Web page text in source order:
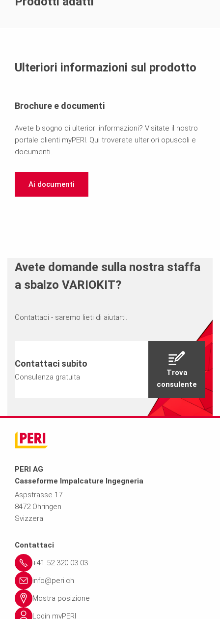
Ulteriori informazioni sul prodotto
Brochure e documenti
Avete bisogno di ulteriori informazioni? Visitate il nostro
portale clienti myPERI. Qui troverete ulteriori opuscoli e
documenti.
Ai documenti
Avete domande sulla nostra staffa
a sbalzo VARIOKIT?
Contattaci - saremo lieti di aiutarti.
Contattaci subito
Consulenza gratuita
Trova
consulente
PERI AG
Casseforme Impalcature Ingegneria
Aspstrasse 17
8472 Ohringen
Svizzera
Contattaci
+41 52 320 03 03
info@peri.ch
Mostra posizione
Login myPERI